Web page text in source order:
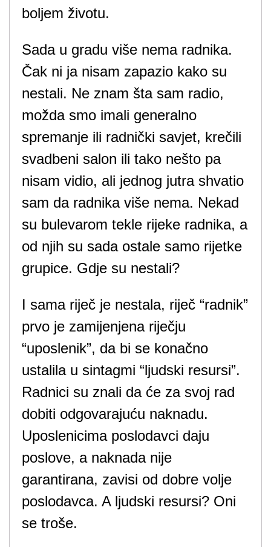
boljem životu.
Sada u gradu više nema radnika.
Čak ni ja nisam zapazio kako su
nestali. Ne znam šta sam radio,
možda smo imali generalno
spremanje ili radnički savjet, krečili
svadbeni salon ili tako nešto pa
nisam vidio, ali jednog jutra shvatio
sam da radnika više nema. Nekad
su bulevarom tekle rijeke radnika, a
od njih su sada ostale samo rijetke
grupice. Gdje su nestali?
I sama riječ je nestala, riječ “radnik”
prvo je zamijenjena riječju
“uposlenik”, da bi se konačno
ustalila u sintagmi “ljudski resursi”.
Radnici su znali da će za svoj rad
dobiti odgovarajuću naknadu.
Uposlenicima poslodavci daju
poslove, a naknada nije
garantirana, zavisi od dobre volje
poslodavca. A ljudski resursi? Oni
se troše.